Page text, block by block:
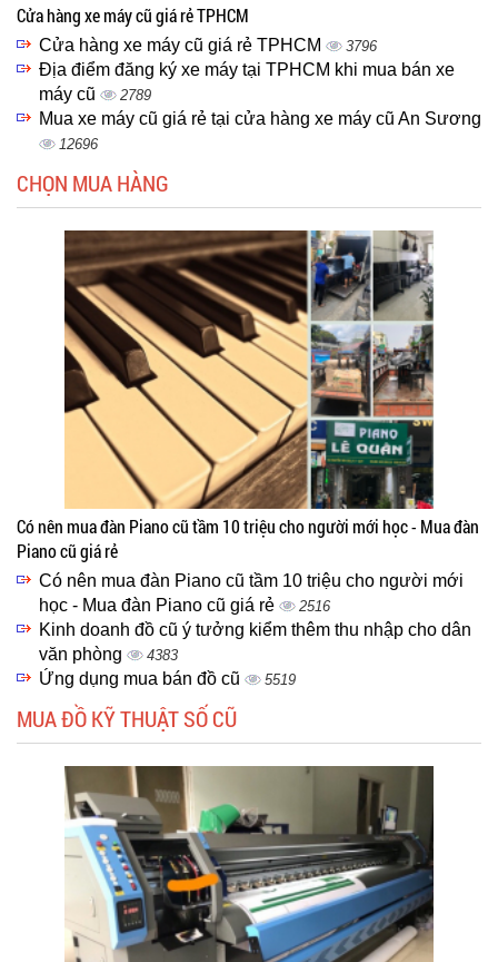
Cửa hàng xe máy cũ giá rẻ TPHCM
Cửa hàng xe máy cũ giá rẻ TPHCM 3796
Địa điểm đăng ký xe máy tại TPHCM khi mua bán xe
máy cũ
2789
Mua xe máy cũ giá rẻ tại cửa hàng xe máy cũ An Sương
12696
CHỌN MUA HÀNG
Có nên mua đàn Piano cũ tầm 10 triệu cho người mới học - Mua đàn
Piano cũ giá rẻ
Có nên mua đàn Piano cũ tầm 10 triệu cho người mới
học - Mua đàn Piano cũ giá rẻ
2516
Kinh doanh đồ cũ ý tưởng kiểm thêm thu nhập cho dân
văn phòng
4383
Ứng dụng mua bán đồ cũ 5519
MUA ĐỒ KỸ THUẬT SỐ CŨ